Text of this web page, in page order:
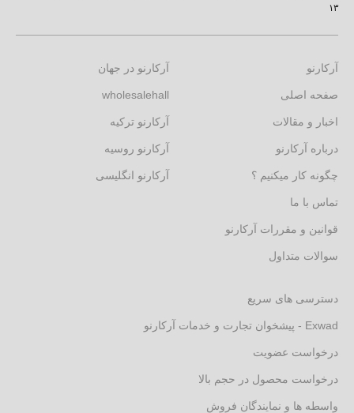
۱۳
آرکارنو
صفحه اصلی
اخبار و مقالات
درباره آرکارنو
چگونه کار میکنیم ؟
تماس با ما
قوانین و مقررات آرکارنو
سوالات متداول
آرکارنو در جهان
wholesalehall
آرکارنو ترکیه
آرکارنو روسیه
آرکارنو انگلیسی
دسترسی های سریع
Exwad - پیشخوان تجارت و خدمات آرکارنو
درخواست عضویت
درخواست محصول در حجم بالا
واسطه ها و نمایندگان فروش